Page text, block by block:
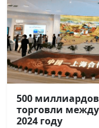
500
торговли
2024 году